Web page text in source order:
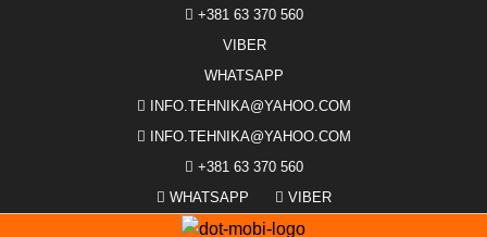
+381 63 370 560
VIBER
WHATSAPP
INFO.TEHNIKA@YAHOO.COM
INFO.TEHNIKA@YAHOO.COM
+381 63 370 560
WHATSAPP
VIBER